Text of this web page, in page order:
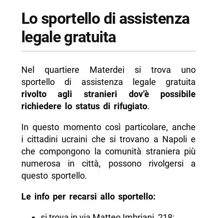
Lo sportello di assistenza
legale gratuita
Nel quartiere Materdei si trova uno
sportello di assistenza legale gratuita
rivolto agli stranieri dov’è possibile
richiedere lo status di rifugiato.
In questo momento così particolare, anche
i cittadini ucraini che si trovano a Napoli e
che compongono la comunità straniera più
numerosa in città, possono rivolgersi a
questo sportello.
Le info per recarsi allo sportello: